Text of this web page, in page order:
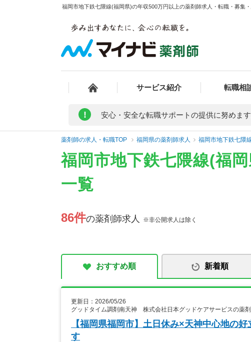
福岡市地下鉄七隈線(福岡県)の年収500万円以上の薬剤師求人・転職・募集
サービス紹介 転職相
! 安心・安全な転職サポートの提供に努めます
薬剤師の求人・転職TOP 福岡県の薬剤師求人 福岡市地下鉄七隈
福岡市地下鉄七隈線(福
一覧
86件の薬剤師求人 ※非公開求人は除く
おすすめ順 新着順
更新日：2026/05/26
グッドタイム調剤南天神 株式会社日本グッドケアサービスの薬
【福岡県福岡市】土日休み×天神中心地の
す